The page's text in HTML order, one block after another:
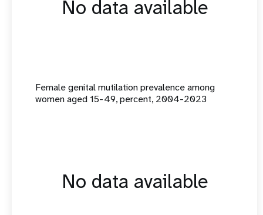
No data available
Female genital mutilation prevalence among
women aged 15-49, percent, 2004-2023
No data available